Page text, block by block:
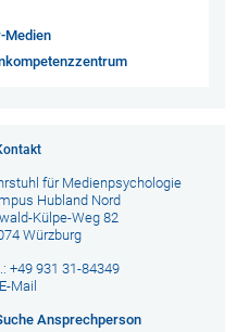
Medien
für Medienpsychologie
Hubland Nord
Külpe-Weg 82
Würzburg
+49 931 31-84349
E-Mail
Ansprechperson